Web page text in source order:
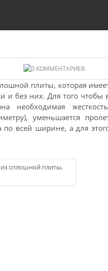
0 КОММЕНТАРИЕВ
плиты, которая
и без них. Для того чтобы
необходимая
уменьшается
по всей ширине, а для
сплошной плиты,